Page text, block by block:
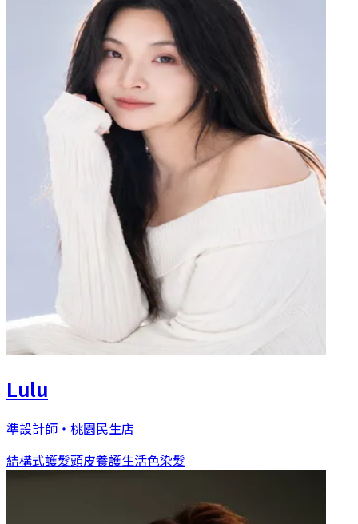
Lulu
準設計師 ・ 桃園民生店
結構式護髮頭皮養護生活色染髮